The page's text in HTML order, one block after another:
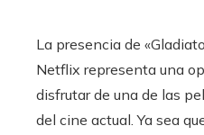
La presencia de
Netflix representa una
disfrutar de una de las
del cine actual. Ya sea